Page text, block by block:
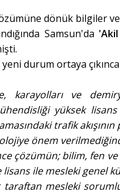
dönük bilgiler
Samsun'da
durum ortaya
karayolları ve
yüksek
trafik
önem
çözümün; bilim, fen
lisans ile mesleki genel
mesleki